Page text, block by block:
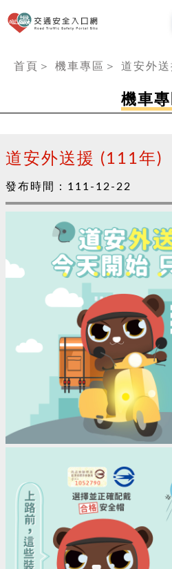
交通安
首頁 ＞ 機車專區 ＞ 道安外
機車專
道安外送援 (111年)
發布時間： 111-12-22